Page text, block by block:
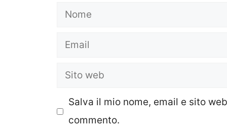
Nome
Email
Sito
Salva il mio nome, email e sito
commento.